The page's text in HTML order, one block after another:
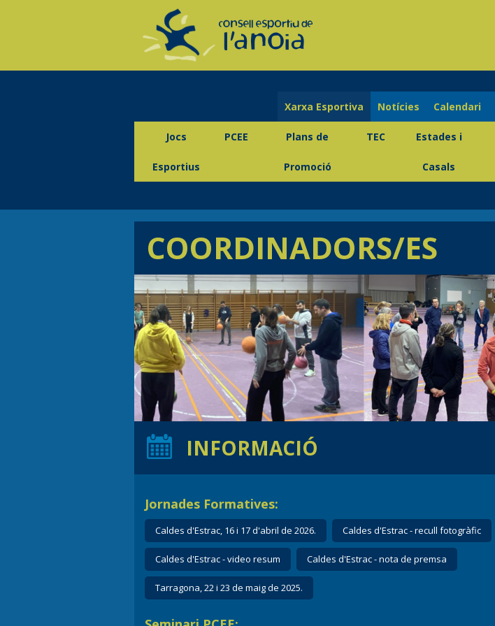
Xarxa Esportiva Notícies Calendari
Jocs
Esportius
PCEE Plans de
Promoció
TEC Estades i
Casals
COORDINADORS/ES
INFORMACIÓ
Jornades Formatives:
Caldes d'Estrac, 16 i 17 d'abril de 2026. Caldes d'Estrac - recull fotogràfic
Caldes d'Estrac - video resum Caldes d'Estrac - nota de premsa
Tarragona, 22 i 23 de maig de 2025.